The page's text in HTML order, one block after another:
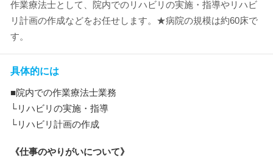
作業療法士として、院内でのリハビリの実施・指導やリハビ
リ計画の作成などをお任せします。★病院の規模は約60床で
す。
具体的には
■院内での作業療法士業務
└リハビリの実施・指導
└リハビリ計画の作成
《仕事のやりがいについて》